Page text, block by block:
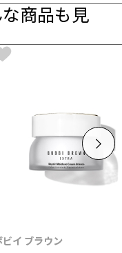
商品も見
ビイ ブラウン